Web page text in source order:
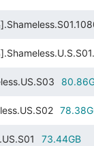
73.44GB